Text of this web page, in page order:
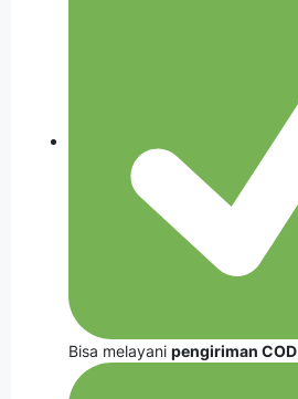
Bisa melayani pengiriman COD